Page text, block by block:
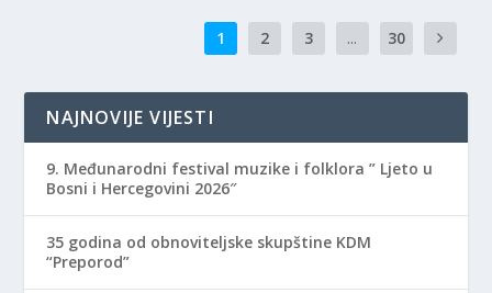
1 2 3 ... 30
NAJNOVIJE VIJESTI
9. Međunarodni festival muzike i folklora ” Ljeto u
Bosni i Hercegovini 2026″
35 godina od obnoviteljske skupštine KDM
“Preporod”